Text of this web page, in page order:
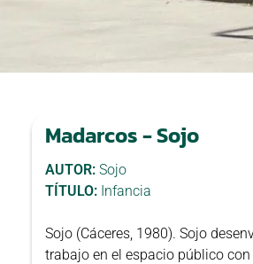
Madarcos - Sojo
AUTOR:Sojo
TÍTULO:Infancia
Sojo (Cáceres, 1980). Sojo
trabajo en el espacio público con